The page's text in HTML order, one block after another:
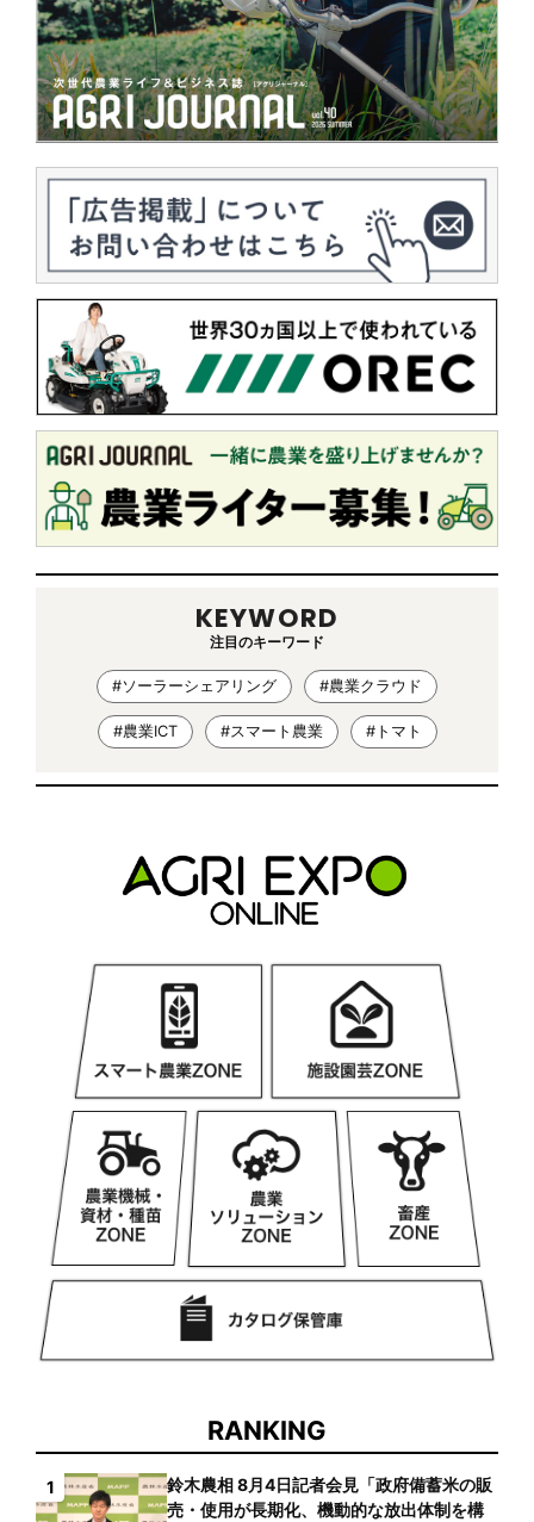
KEYWORD
注目のキーワード
#ソーラーシェアリング #農業クラウド
#農業ICT #スマート農業 #トマト
RANKING
1
鈴木農相 8月4日記者会見「政府備蓄米の販
売・使用が長期化、機動的な放出体制を構